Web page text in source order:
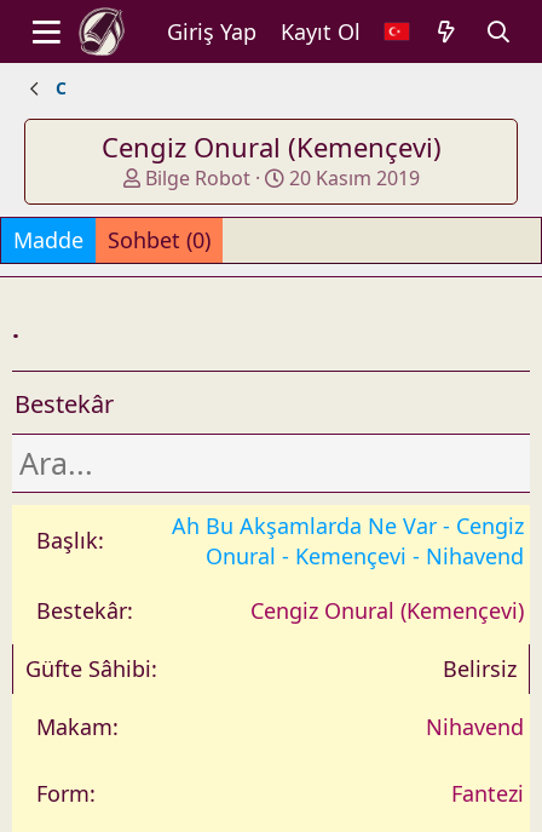
Giriş Yap Kayıt Ol
C
Cengiz Onural (Kemençevi)
A
d
d
e
d
Bilge Robot
O
l
ş
t
u
u
t
a
i
h
20 Kasım 2019
Madde Sohbet (0)
.
Bestekâr
Ah Bu Akşamlarda Ne Var - Cengiz
Onural - Kemençevi - Nihavend
Cengiz Onural (Kemençevi)
Belirsiz
Nihavend
Fantezi